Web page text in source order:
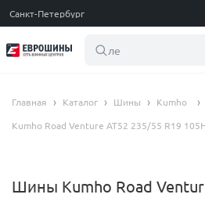
Санкт-Петербург
летние
Главная Каталог Шины Kumho
Kumho Road Venture AT52 235/55 R19 105H
Шины Kumho Road